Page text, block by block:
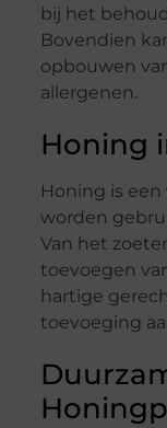
bij het
Bovendien
opbouwen
allergenen.
Honing
Honing is
worden
Van het
toevoegen
hartige
toevoeging